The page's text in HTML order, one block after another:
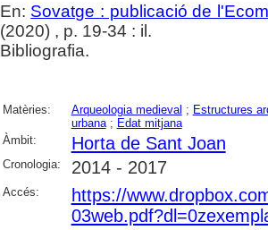
En: Sovatge : publicació de
(2020) , p. 19-34 : il.
Bibliografia.
Matèries: Arqueologia medieval ; Estructures
urbana; Edat mitjana
Àmbit:
Horta de Sant Joan
Cronologia: 2014 - 2017
Accés:
https://